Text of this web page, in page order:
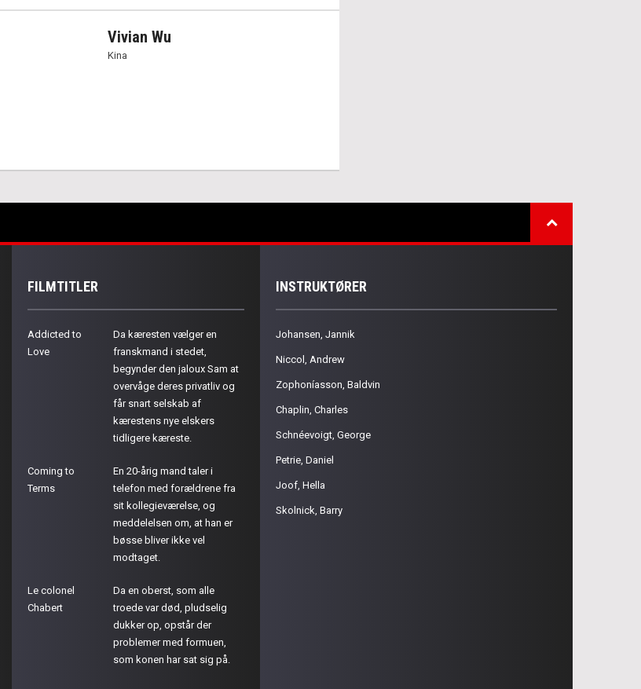
Vivian Wu
Kina
FILMTITLER
Addicted to
Love
Da kæresten vælger en
franskmand i stedet,
begynder den jaloux Sam at
overvåge deres privatliv og
får snart selskab af
kærestens nye elskers
tidligere kæreste.
Coming to
Terms
En 20-årig mand taler i
telefon med forældrene fra
sit kollegieværelse, og
meddelelsen om, at han er
bøsse bliver ikke vel
modtaget.
Le colonel
Chabert
Da en oberst, som alle
troede var død, pludselig
dukker op, opstår der
problemer med formuen,
som konen har sat sig på.
INSTRUKTØRER
Johansen, Jannik
Niccol, Andrew
Zophoníasson, Baldvin
Chaplin, Charles
Schnéevoigt, George
Petrie, Daniel
Joof, Hella
Skolnick, Barry